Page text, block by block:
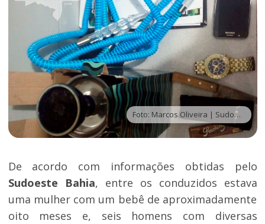
Foto: Marcos Oliveira | Sudoeste Bahia
De acordo com informações obtidas pelo
Sudoeste Bahia, entre os conduzidos estava
uma mulher com um bebê de aproximadamente
oito meses e, seis homens com diversas